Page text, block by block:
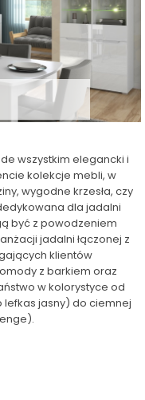
wszystkim elegancki i
kolekcje mebli, w
wygodne krzesła, czy
dla jadalni
być z powodzeniem
jadalni łączonej z
klientów
z barkiem oraz
w kolorystyce od
lefkas jasny) do ciemnej